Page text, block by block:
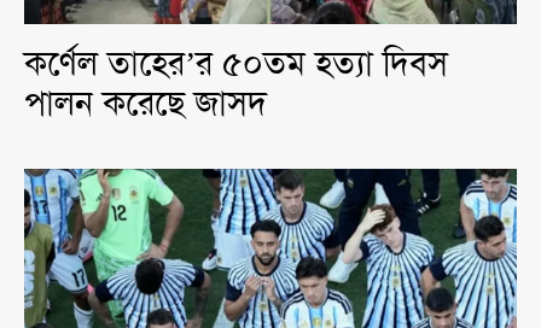
কর্ণেল তাহের’র ৫০তম হত্যা দিবস
পালন করেছে জাসদ